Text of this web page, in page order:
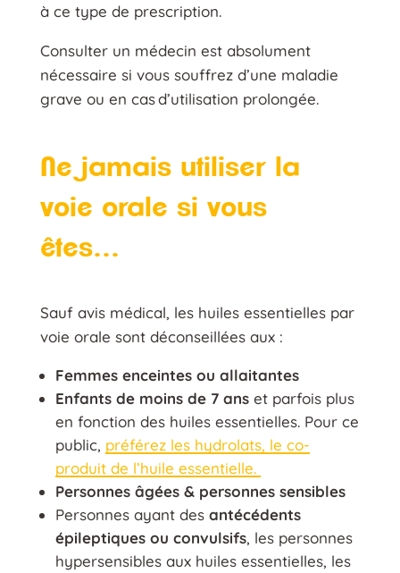
à ce type de prescription.
Consulter un médecin est absolument
nécessaire si vous souffrez d’une maladie
grave ou en cas d’utilisation prolongée.
Ne jamais utiliser la
voie orale si vous
êtes…
Sauf avis médical, les huiles essentielles par
voie orale sont déconseillées aux :
Femmes enceintes ou allaitantes
Enfants de moins de 7 anset parfois plus
en fonction des huiles essentielles. Pour ce
public, préférez les hydrolats, le co-
produit de l’huile essentielle.
Personnes âgées & personnes sensibles
Personnes ayant des antécédents
épileptiques ou convulsifs, les personnes
hypersensibles aux huiles essentielles, les